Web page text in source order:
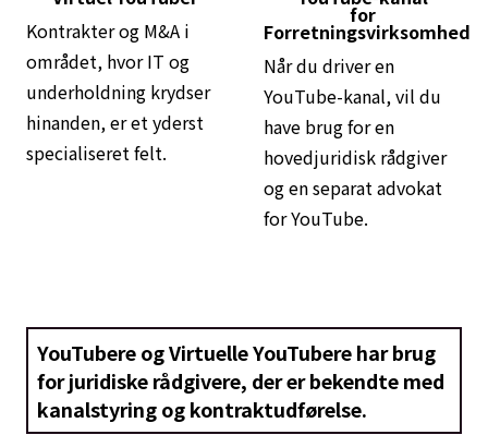
Kontrakter og M&A i
området, hvor IT og
underholdning krydser
hinanden, er et yderst
specialiseret felt.
for
Forretningsvirksomhed
Når du driver en
YouTube-kanal, vil du
have brug for en
hovedjuridisk rådgiver
og en separat advokat
for YouTube.
YouTubere og Virtuelle YouTubere har brug
for juridiske rådgivere, der er bekendte med
kanalstyring og kontraktudførelse.